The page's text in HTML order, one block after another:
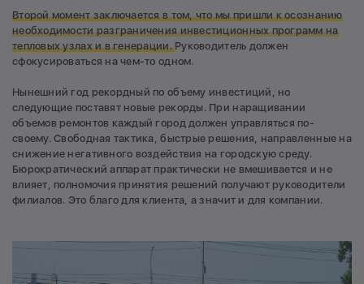
Второй момент заключается в том, что мы пришли к осознанию
необходимости разграничения инвестиционных программ на
тепловых узлах и в генерации.Руководитель должен
сфокусироваться на чем-то одном.
Нынешний год рекордный по объему инвестиций, но
следующие поставят новые рекорды. При наращивании
объемов ремонтов каждый город должен управляться по-
своему. Свободная тактика, быстрые решения, направленные на
снижение негативного воздействия на городскую среду.
Бюрократический аппарат практически не вмешивается и не
влияет, полномочия принятия решений получают руководители
филиалов. Это благо для клиента, а значит и для компании.